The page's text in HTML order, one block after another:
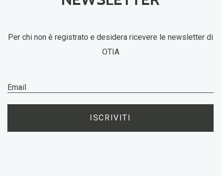
Per chi non è registrato e desidera ricevere le newsletter di
OTIA
ISCRIVITI